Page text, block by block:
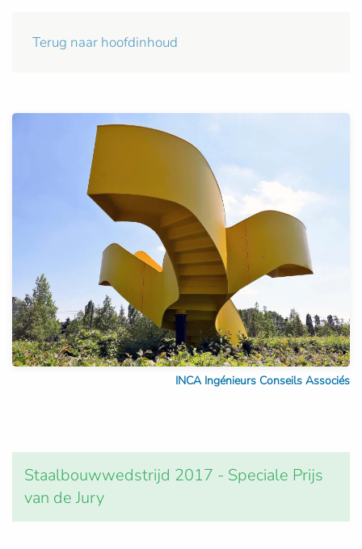
Terug naar hoofdinhoud
INCA Ingénieurs Conseils Associés
Staalbouwwedstrijd 2017 - Speciale Prijs
van de Jury